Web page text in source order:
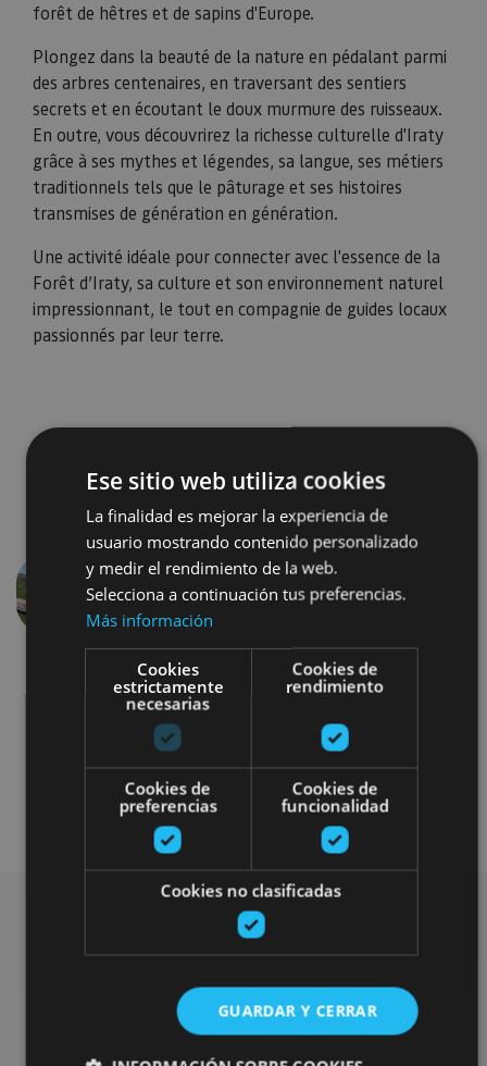
forêt de hêtres et de sapins d'Europe.
​​​​​​​Plongez dans la beauté de la nature en pédalant parmi
des arbres centenaires, en traversant des sentiers
secrets et en écoutant le doux murmure des ruisseaux.
En outre, vous découvrirez la richesse culturelle d'Iraty
grâce à ses mythes et légendes, sa langue, ses métiers
traditionnels tels que le pâturage et ses histoires
transmises de génération en génération.
Une activité idéale pour connecter avec l'essence de la
Forêt d’Iraty, sa culture et son environnement naturel
impressionnant, le tout en compagnie de guides locaux
passionnés par leur terre.
Précédent
Bici Visitas guiadas
Rechercher plus de
sorties
Ese sitio web utiliza cookies
La finalidad es mejorar la experiencia de
usuario mostrando contenido personalizado
y medir el rendimiento de la web.
Selecciona a continuación tus preferencias.
Más información
Cookies
estrictamente
necesarias
Cookies de
rendimiento
Cookies de
preferencias
Cookies de
funcionalidad
Cookies no clasificadas
GUARDAR Y CERRAR